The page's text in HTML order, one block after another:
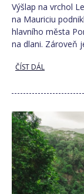
Výšlap na vrchol
na Mauriciu
hlavního města
na dlani. Zároveň
ČÍST DÁL